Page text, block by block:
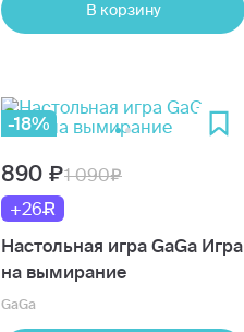
В корзину
-18%
890
1 090
+26
Настольная игра GaGa Игра
на вымирание
GaGa